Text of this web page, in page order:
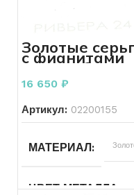
Золотые
с фианитами
585 пробы 2.22
грамм
16 650 ₽
Артикул: 02200155
МАТЕРИАЛ
ЦВЕТ МЕТАЛЛА